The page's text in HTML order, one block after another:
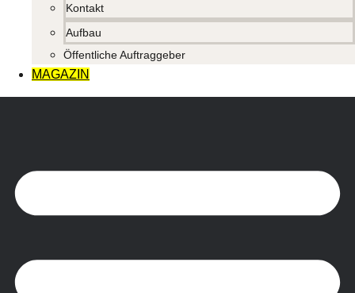
Kontakt
Aufbau
Öffentliche Auftraggeber
MAGAZIN